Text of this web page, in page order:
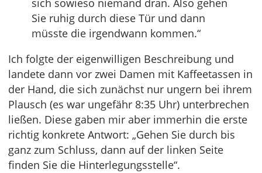
sich sowieso niemand dran. Also gehen
Sie ruhig durch diese Tür und dann
müsste die irgendwann kommen.“
Ich folgte der eigenwilligen Beschreibung und
landete dann vor zwei Damen mit Kaffeetassen in
der Hand, die sich zunächst nur ungern bei ihrem
Plausch (es war ungefähr 8:35 Uhr) unterbrechen
ließen. Diese gaben mir aber immerhin die erste
richtig konkrete Antwort: „Gehen Sie durch bis
ganz zum Schluss, dann auf der linken Seite
finden Sie die Hinterlegungsstelle“.